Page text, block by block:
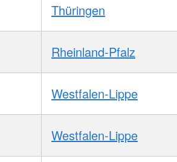
Thüringen
Rheinland-Pfalz
Westfalen-Lippe
Westfalen-Lippe